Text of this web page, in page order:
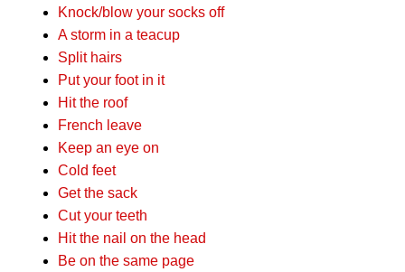
Knock/blow your socks off
A storm in a teacup
Split hairs
Put your foot in it
Hit the roof
French leave
Keep an eye on
Cold feet
Get the sack
Cut your teeth
Hit the nail on the head
Be on the same page